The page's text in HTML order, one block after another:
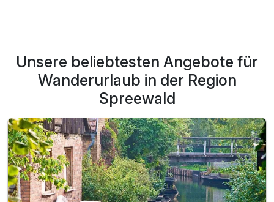
Unsere beliebtesten Angebote für
Wanderurlaub in der Region
Spreewald